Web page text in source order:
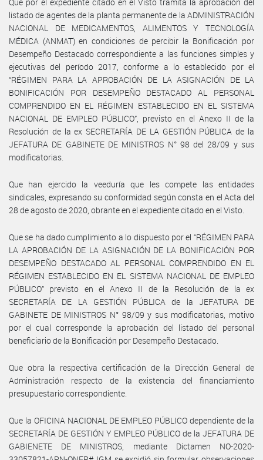
listado de agentes de la planta permanente de la ADMINISTRACIÓN
NACIONAL DE MEDICAMENTOS, ALIMENTOS Y TECNOLOGÍA
MÉDICA (ANMAT) en condiciones de percibir la Bonificación por
Desempeño Destacado correspondiente a las funciones simples y
ejecutivas del período 2017, conforme a lo establecido por el
“RÉGIMEN PARA LA APROBACIÓN DE LA ASIGNACIÓN DE LA
BONIFICACIÓN POR DESEMPEÑO DESTACADO AL PERSONAL
COMPRENDIDO EN EL RÉGIMEN ESTABLECIDO EN EL SISTEMA
NACIONAL DE EMPLEO PÚBLICO”, previsto en el Anexo II de la
Resolución de la ex SECRETARÍA DE LA GESTIÓN PÚBLICA de la
JEFATURA DE GABINETE DE MINISTROS N° 98 del 28/09 y sus
modificatorias.
Que han ejercido la veeduría que les compete las entidades
sindicales, expresando su conformidad según consta en el Acta del
28 de agosto de 2020, obrante en el expediente citado en el Visto.
Que se ha dado cumplimiento a lo dispuesto por el “RÉGIMEN PARA
LA APROBACIÓN DE LA ASIGNACIÓN DE LA BONIFICACIÓN POR
DESEMPEÑO DESTACADO AL PERSONAL COMPRENDIDO EN EL
RÉGIMEN ESTABLECIDO EN EL SISTEMA NACIONAL DE EMPLEO
PÚBLICO” previsto en el Anexo II de la Resolución de la ex
SECRETARÍA DE LA GESTIÓN PÚBLICA de la JEFATURA DE
GABINETE DE MINISTROS N° 98/09 y sus modificatorias, motivo
por el cual corresponde la aprobación del listado del personal
beneficiario de la Bonificación por Desempeño Destacado.
Que obra la respectiva certificación de la Dirección General de
Administración respecto de la existencia del financiamiento
presupuestario correspondiente.
Que la OFICINA NACIONAL DE EMPLEO PÚBLICO dependiente de la
SECRETARÍA DE GESTIÓN Y EMPLEO PÚBLICO de la JEFATURA DE
GABIENETE DE MINISTROS, mediante Dictamen NO-2020-